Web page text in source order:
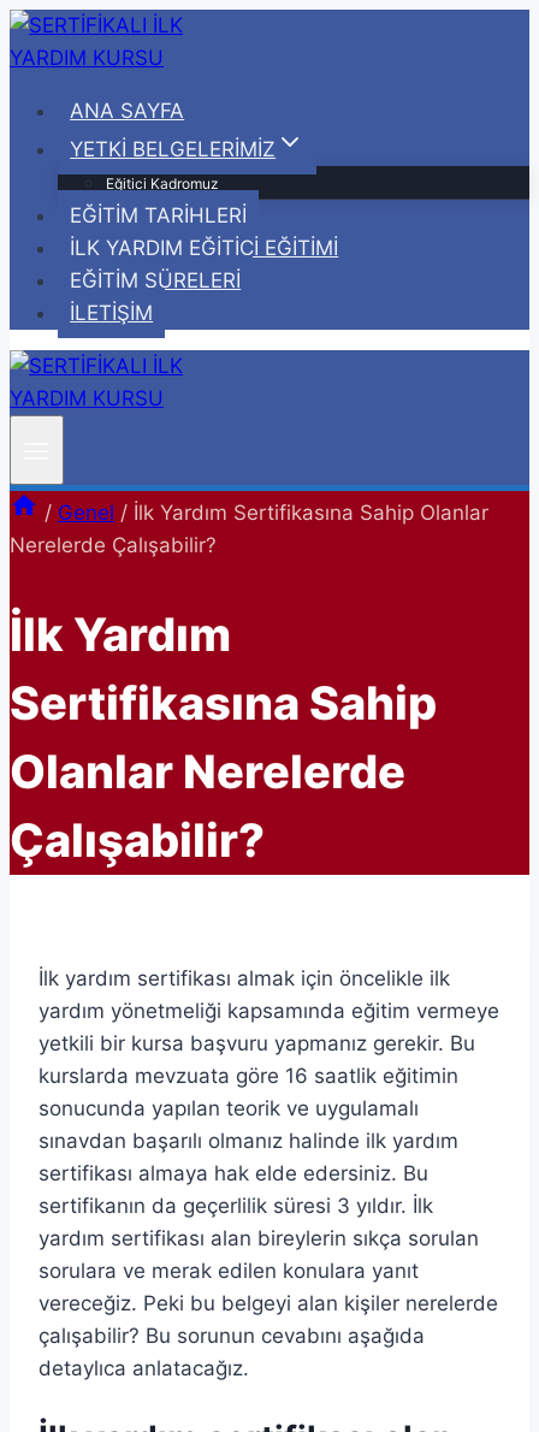
Skip
to
ANA SAYFA
YETKİ BELGELERİMİZ
Eğitici Kadromuz
EĞİTİM TARİHLERİ
İLK YARDIM EĞİTİCİ EĞİTİMİ
EĞİTİM SÜRELERİ
İLETİŞİM
/ Genel / İlk Yardım Sertifikasına Sahip Olanlar
Nerelerde Çalışabilir?
İlk Yardım
Sertifikasına Sahip
Olanlar Nerelerde
Çalışabilir?
İlk yardım sertifikası almak için öncelikle ilk
yardım yönetmeliği kapsamında eğitim vermeye
yetkili bir kursa başvuru yapmanız gerekir. Bu
kurslarda mevzuata göre 16 saatlik eğitimin
sonucunda yapılan teorik ve uygulamalı
sınavdan başarılı olmanız halinde ilk yardım
sertifikası almaya hak elde edersiniz. Bu
sertifikanın da geçerlilik süresi 3 yıldır. İlk
yardım sertifikası alan bireylerin sıkça sorulan
sorulara ve merak edilen konulara yanıt
vereceğiz. Peki bu belgeyi alan kişiler nerelerde
çalışabilir? Bu sorunun cevabını aşağıda
detaylıca anlatacağız.